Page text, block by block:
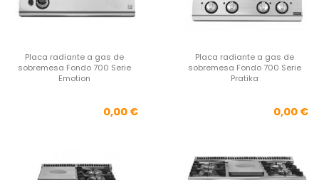
Placa radiante a gas de
sobremesa Fondo 700 Serie
Emotion
Precio
0,00 €
Placa radiante a gas de
sobremesa Fondo 700 Serie
Pratika
0,00 €